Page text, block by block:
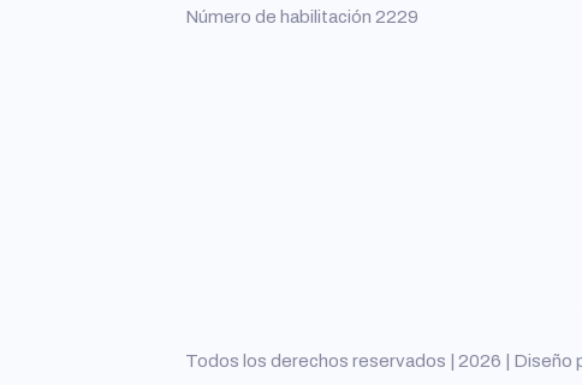
Número de habilitación 2229
Todos los derechos reservados | 2026 | Diseño